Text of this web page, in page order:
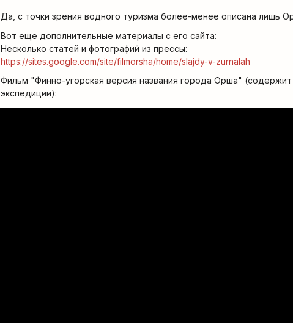
Да, с точки зрения водного туризма более-менее описана лишь
Вот еще дополнительные материалы с его сайта:
Несколько статей и фотографий из прессы:
https://sites.google.com/site/filmorsha/home/slajdy-v-zurnalah
Фильм "Финно-угорская версия названия города Орша"
экспедиции):